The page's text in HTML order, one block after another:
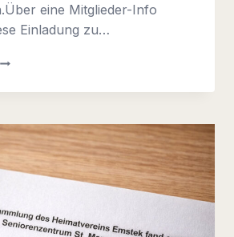
eine Mitglieder-Info
Einladung zu…
ZUSAMMEN